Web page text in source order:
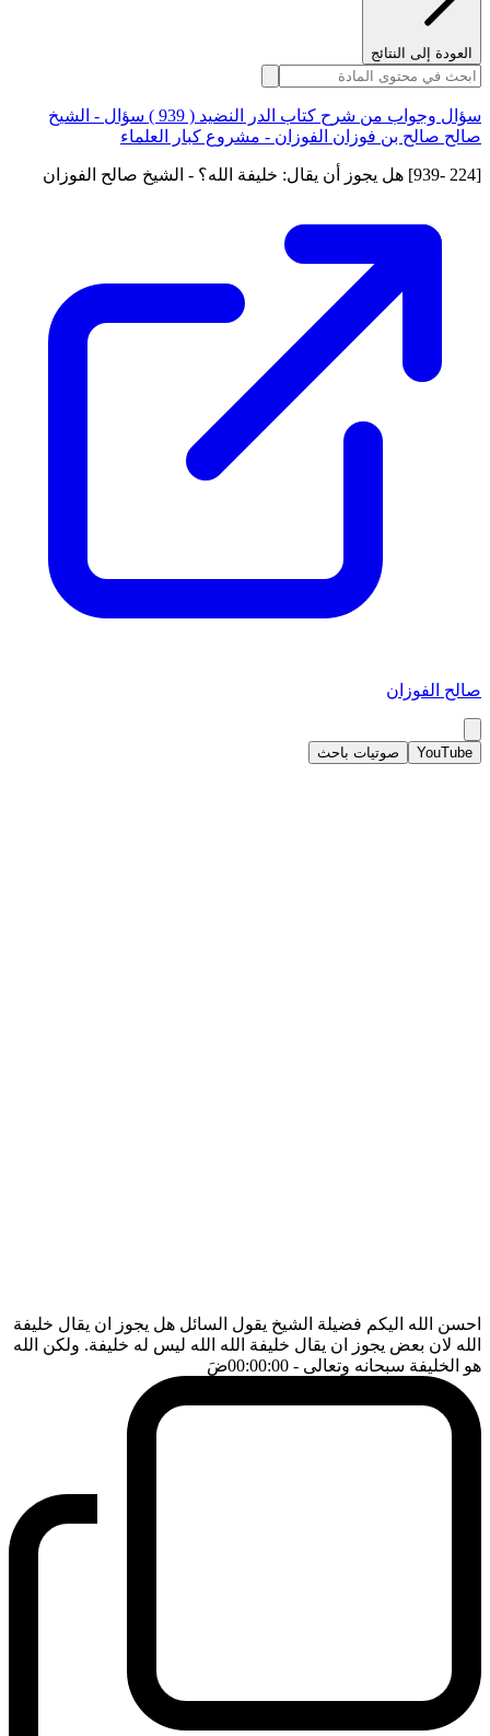
العودة إلى النتائج
سؤال وجواب من شرح كتاب الدر النضيد ( 939 ) سؤال - الشيخ
صالح صالح بن فوزان الفوزان - مشروع كبار العلماء
[224 -939] هل يجوز أن يقال: خليفة الله؟ - الشيخ صالح الفوزان
صالح الفوزان
YouTube صوتيات باحث
احسن الله اليكم فضيلة الشيخ يقول السائل هل يجوز ان يقال خليفة
الله لان بعض يجوز ان يقال خليفة الله الله ليس له خليفة. ولكن الله
هو الخليفة سبحانه وتعالى - 00:00:00 ضَ